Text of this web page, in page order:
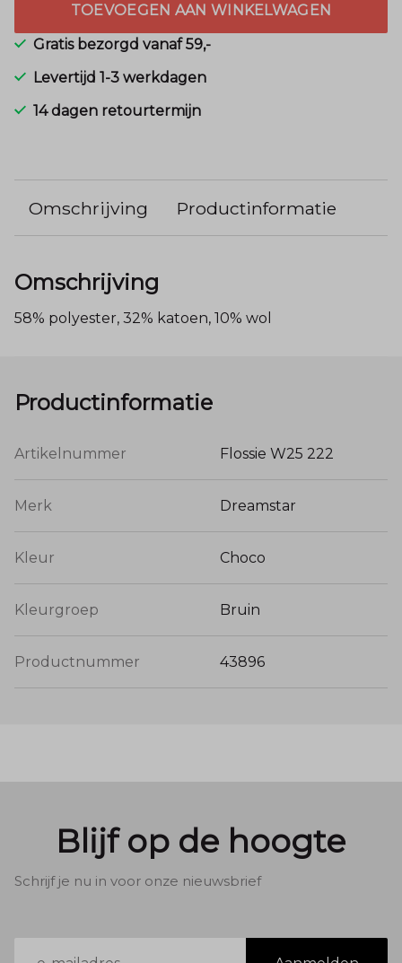
TOEVOEGEN AAN WINKELWAGEN
Gratis bezorgd vanaf 59,-
Levertijd 1-3 werkdagen
14 dagen retourtermijn
Omschrijving Productinformatie
Omschrijving
58% polyester, 32% katoen, 10% wol
Productinformatie
Artikelnummer Flossie W25 222
Merk Dreamstar
Kleur Choco
Kleurgroep Bruin
Productnummer 43896
Blijf op de hoogte
Schrijf je nu in voor onze nieuwsbrief